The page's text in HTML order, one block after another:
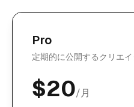
Pro
定期的に公開するクリエイ
$20/月